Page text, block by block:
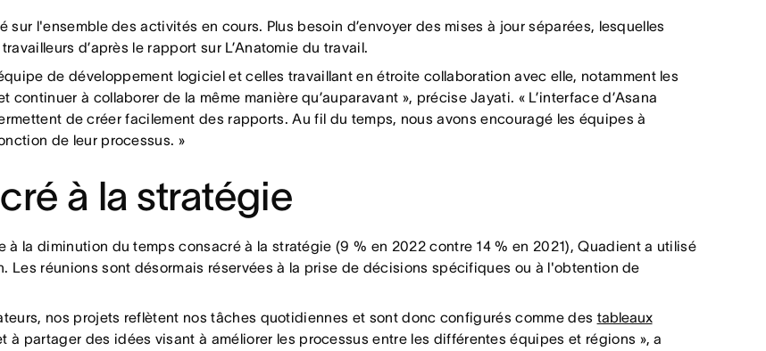
l'ensemble des activités en cours. Plus besoin d’envoyer des mises à jour séparées, lesquelles
d’après le rapport sur L’Anatomie du travail.
de développement logiciel et celles travaillant en étroite collaboration avec elle, notamment les
à collaborer de la même manière qu’auparavant », précise Jayati. « L’interface d’Asana
de créer facilement des rapports. Au fil du temps, nous avons encouragé les équipes à
de leur processus. »
à la stratégie
la diminution du temps consacré à la stratégie (9 % en 2022 contre 14 % en 2021), Quadient a utilisé
Les réunions sont désormais réservées à la prise de décisions spécifiques ou à l'obtention de
nos projets reflètent nos tâches quotidiennes et sont donc configurés comme des tableaux
à partager des idées visant à améliorer les processus entre les différentes équipes et régions », a